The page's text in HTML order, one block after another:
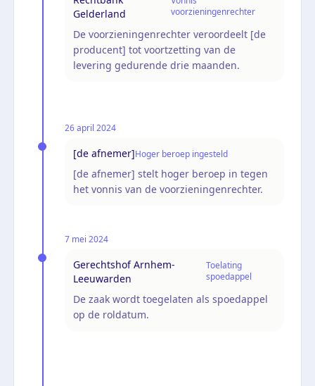
Gelderland
voorzieningenrechter
De voorzieningenrechter veroordeelt [de
producent] tot voortzetting van de
levering gedurende drie maanden.
26 april 2024
[de afnemer]Hoger beroep ingesteld
[de afnemer] stelt hoger beroep in tegen
het vonnis van de voorzieningenrechter.
7 mei 2024
Gerechtshof Arnhem-
Leeuwarden
Toelating
spoedappel
De zaak wordt toegelaten als spoedappel
op de roldatum.